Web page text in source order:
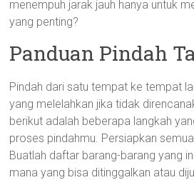
menempuh jarak jauh hanya untuk
yang penting?
Panduan Pindah
Pindah dari satu tempat ke tempat
yang melelahkan jika tidak
berikut adalah beberapa langkah
proses pindahmu. Persiapkan
Buatlah daftar barang-barang yang
mana yang bisa ditinggalkan atau